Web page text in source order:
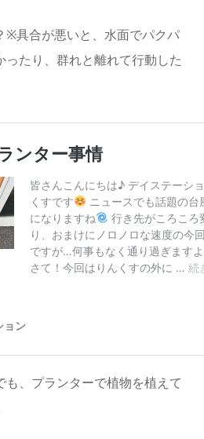
※具合が悪いと、水面でパクパ
ったり、群れと離れて行動した
、プランターで植物を植えて